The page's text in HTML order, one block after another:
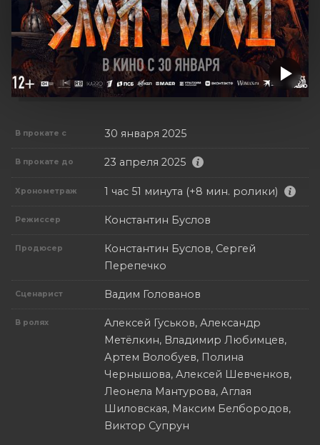
В прокате с 30 января 2025
В прокате до 23 апреля 2025
Хронометраж 1 час 51 минута (+8 мин. ролики)
Режиссер Константин Буслов
Продюсер
Константин Буслов, Сергей
Перепечко
Сценарист Вадим Голованов
В ролях
Алексей Гуськов, Александр
Метёлкин, Владимир Любимцев,
Артем Волобуев, Полина
Чернышова, Алексей Шевченков,
Леонела Мантурова, Аглая
Шиловская, Максим Белбородов,
Виктор Супрун